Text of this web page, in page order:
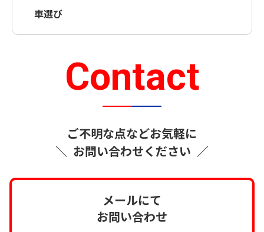
車選び
Contact
＼
ご不明な点などお気軽に
お問い合わせください ／
メールにて
お問い合わせ